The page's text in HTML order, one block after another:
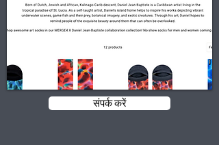
संपर्क करें